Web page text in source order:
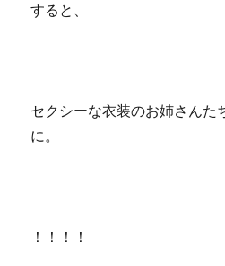
すると、
セクシーな衣装のお姉さんた
に。
！！！！